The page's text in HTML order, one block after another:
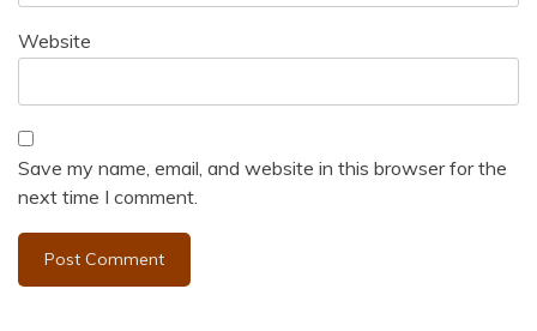
Website
Save my name, email, and website in this browser for the
next time I comment.